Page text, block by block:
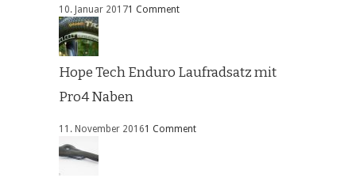
10. Januar 20171 Comment
Hope Tech Enduro Laufradsatz mit
Pro4 Naben
11. November 20161 Comment